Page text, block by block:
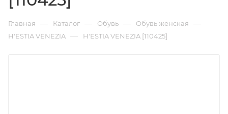
Главная — Каталог — Обувь — Обувь женская —
H'ESTIA VENEZIA — H'ESTIA VENEZIA [110425]